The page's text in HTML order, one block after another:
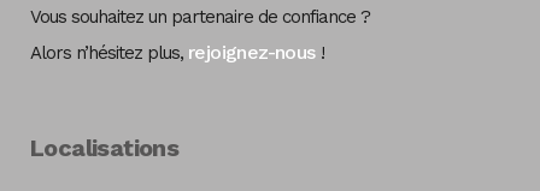
Vous souhaitez un partenaire de confiance ?
Alors n’hésitez plus, rejoignez-nous!
Localisations